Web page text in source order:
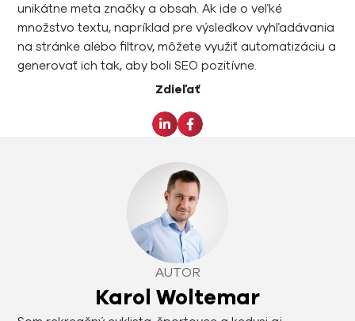
unikátne meta značky a obsah. Ak ide o veľké
množstvo textu, napríklad pre výsledkov vyhľadávania
na stránke alebo filtrov, môžete využiť automatizáciu a
generovať ich tak, aby boli SEO pozitívne.
Zdieľať
AUTOR
Karol Woltemar